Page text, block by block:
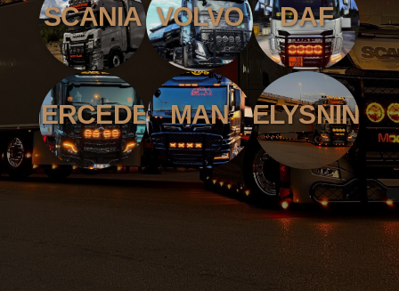
SCANIA VOLVO DAF
MERCEDESMANBELYSNING